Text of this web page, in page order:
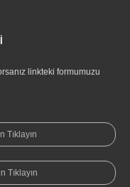
linkteki formumuzu
Tıklayın
Tıklayın